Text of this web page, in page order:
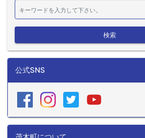
検索
公式SNS